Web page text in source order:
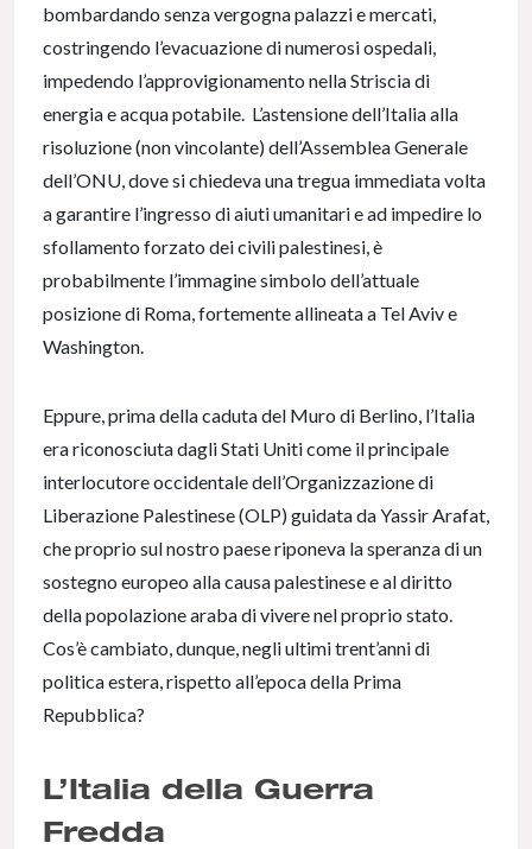
bombardando senza vergogna palazzi e mercati,
costringendo l’evacuazione di numerosi ospedali,
impedendo l’approvigionamento nella Striscia di
energia e acqua potabile. L’astensione dell’Italia alla
risoluzione (non vincolante) dell’Assemblea Generale
dell’ONU, dove si chiedeva una tregua immediata volta
a garantire l’ingresso di aiuti umanitari e ad impedire lo
sfollamento forzato dei civili palestinesi, è
probabilmente l’immagine simbolo dell’attuale
posizione di Roma, fortemente allineata a Tel Aviv e
Washington.
Eppure, prima della caduta del Muro di Berlino, l’Italia
era riconosciuta dagli Stati Uniti come il principale
interlocutore occidentale dell’Organizzazione di
Liberazione Palestinese (OLP) guidata da Yassir Arafat,
che proprio sul nostro paese riponeva la speranza di un
sostegno europeo alla causa palestinese e al diritto
della popolazione araba di vivere nel proprio stato.
Cos’è cambiato, dunque, negli ultimi trent’anni di
politica estera, rispetto all’epoca della Prima
Repubblica?
L’Italia della Guerra
Fredda